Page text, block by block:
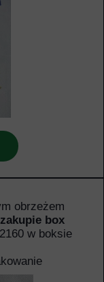
obrzeżem
box
w boksie